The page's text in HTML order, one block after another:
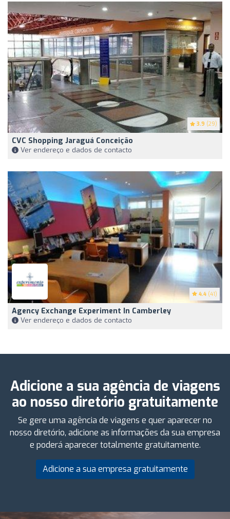
3.9 (29)
CVC Shopping Jaraguá Conceição
Ver endereço e dados de contacto
4.4 (41)
Agency Exchange Experiment In Camberley
Ver endereço e dados de contacto
Adicione a sua agência de viagens
ao nosso diretório gratuitamente
Se gere uma agência de viagens e quer aparecer no
nosso diretório, adicione as informações da sua empresa
e poderá aparecer totalmente gratuitamente.
Adicione a sua empresa gratuitamente